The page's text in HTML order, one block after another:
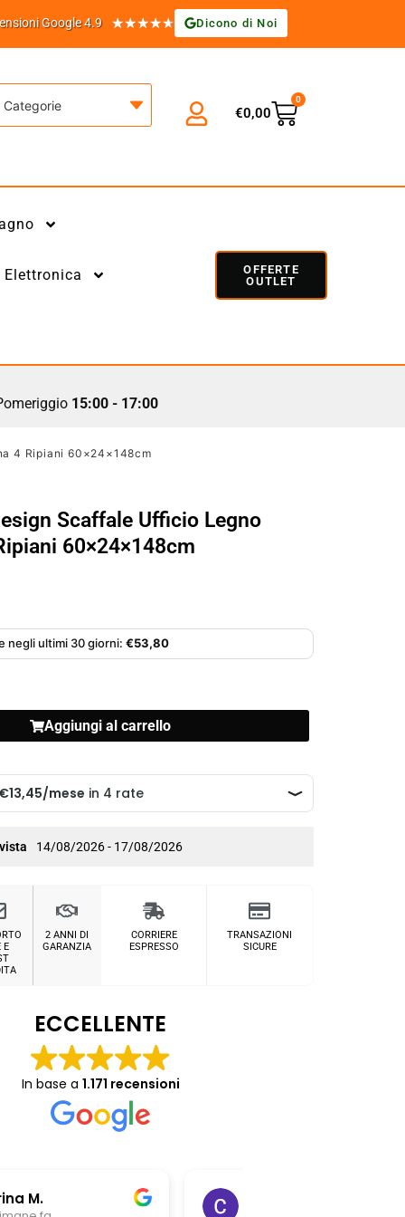
Google 4.9 ★★★★★ Dicono di Noi
Categorie €0,00
0
Elettronica
OFFERTE
OUTLET
15:00 - 17:00
4 Ripiani 60×24×148cm
Scaffale Ufficio Legno
60×24×148cm
negli ultimi 30 giorni: €53,80
Aggiungi al carrello
14/08/2026 - 17/08/2026
E
2 ANNI DI
GARANZIA
CORRIERE
ESPRESSO
TRANSAZIONI
SICURE
ECCELLENTE
In base a 1.171 recensioni
Chiara Riitano